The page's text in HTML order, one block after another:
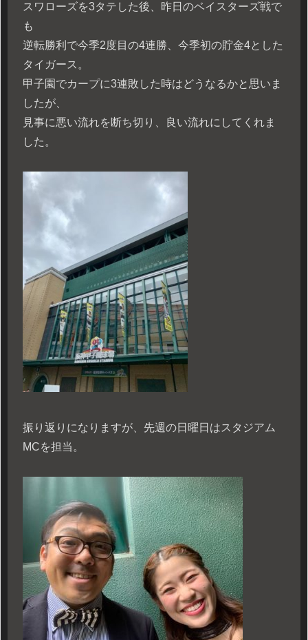
スワローズを3タテした後、昨日のベイスターズ戦で
も
逆転勝利で今季2度目の4連勝、今季初の貯金4とした
タイガース。
甲子園でカープに3連敗した時はどうなるかと思いま
したが、
見事に悪い流れを断ち切り、良い流れにしてくれま
した。
振り返りになりますが、先週の日曜日はスタジアム
MCを担当。